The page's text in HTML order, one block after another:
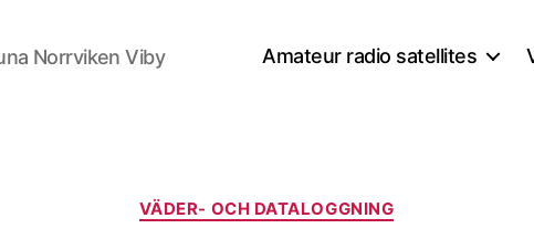
Norrviken Viby Amateur radio satellites
Kategorier
VÄDER- OCH DATALOGGNING